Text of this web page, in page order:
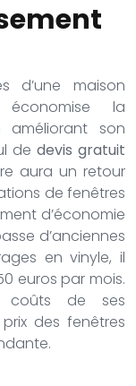
d’une maison
la
améliorant son
dedevis gratuit
aura un retour
de fenêtres
d’économie
d’anciennes
en vinyle, il
euros par mois.
coûts de ses
des fenêtres